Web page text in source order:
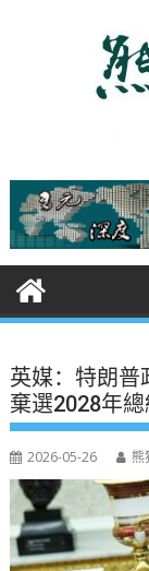
t
英媒：特朗
棄選2028年
2026-05-26 熊